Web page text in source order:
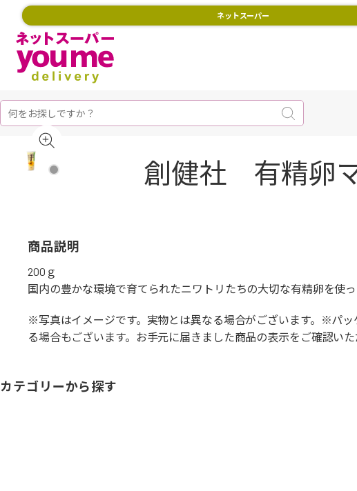
ネットスーパー
創健社 有精卵
商品説明
200ｇ
国内の豊かな環境で育てられたニワトリたちの大切な有精卵を使
※写真はイメージです。実物とは異なる場合がございます。※パ
る場合もございます。お手元に届きました商品の表示をご確認いた
カテゴリーから探す